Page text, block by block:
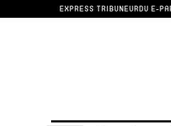
EXPRESS TRIBUNEURDU E-